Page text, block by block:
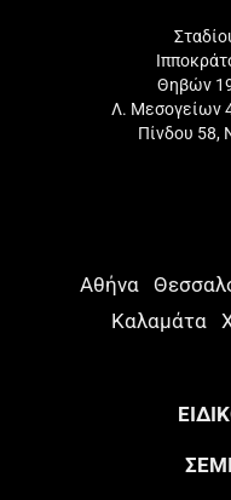
Θηβών
Λ. Μεσογείων
Πίνδου 58,
Αθήνα
Καλαμάτα